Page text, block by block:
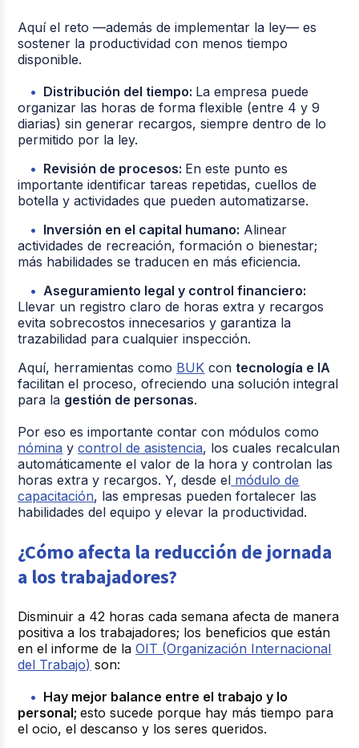
Aquí el reto —además de implementar la ley— es
sostener la productividad con menos tiempo
disponible.
Distribución del tiempo: La empresa puede
organizar las horas de forma flexible (entre 4 y 9
diarias) sin generar recargos, siempre dentro de lo
permitido por la ley.
Revisión de procesos: En este punto es
importante identificar tareas repetidas, cuellos de
botella y actividades que pueden automatizarse.
Inversión en el capital humano: Alinear
actividades de recreación, formación o bienestar;
más habilidades se traducen en más eficiencia.
Aseguramiento legal y control financiero:
Llevar un registro claro de horas extra y recargos
evita sobrecostos innecesarios y garantiza la
trazabilidad para cualquier inspección.
Aquí, herramientas como BUK con tecnología e IA
facilitan el proceso, ofreciendo una solución integral
para la gestión de personas.
Por eso es importante contar con módulos como
nómina ycontrol de asistencia, los cuales recalculan
automáticamente el valor de la hora y controlan las
horas extra y recargos. Y, desde el módulo de
capacitación, las empresas pueden fortalecer las
habilidades del equipo y elevar la productividad.
¿Cómo afecta la reducción de jornada
a los trabajadores?
Disminuir a 42 horas cada semana afecta de manera
positiva a los trabajadores; los beneficios que están
en el informe de laOIT (Organización Internacional
del Trabajo) son:
Hay mejor balance entre el trabajo y lo
personal;esto sucede porque hay más tiempo para
el ocio, el descanso y los seres queridos.